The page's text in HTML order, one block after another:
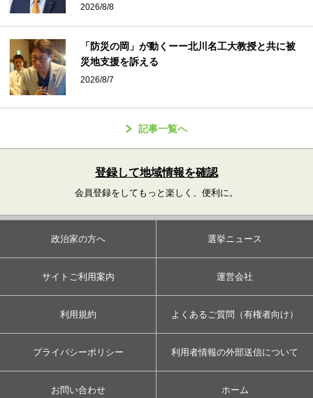
2026/8/8
「防災の岡」が動くーー北川名工大教授と共に被
災地支援を訴える
2026/8/7
記事一覧へ
登録して地域情報を確認
会員登録をしてもっと楽しく、便利に。
政治家の方へ 選挙ニュース
サイトご利用案内 運営会社
利用規約 よくあるご質問（有権者向け）
プライバシーポリシー 利用者情報の外部送信について
お問い合わせ ホーム